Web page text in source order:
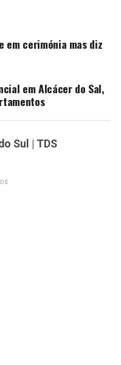
em cerimónia mas diz
em Alcácer do Sal,
Sul | TDS